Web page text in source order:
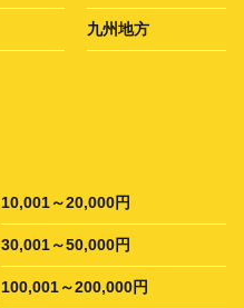
九州地方
10,001～20,000円
30,001～50,000円
100,001～200,000円